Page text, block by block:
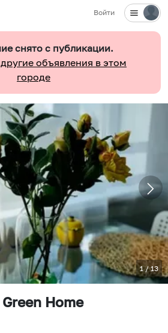
Войти
снято с публикации.
объявления в этом
городе
1/13
Home